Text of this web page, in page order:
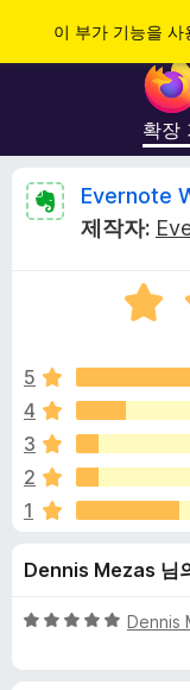
이 부가 기능을
확장
E
r
n
o
t
e
Evernote
제작자:
5
점
점
3
5
5
4
3
2
1
Dennis Mezas 님
5
Dennis